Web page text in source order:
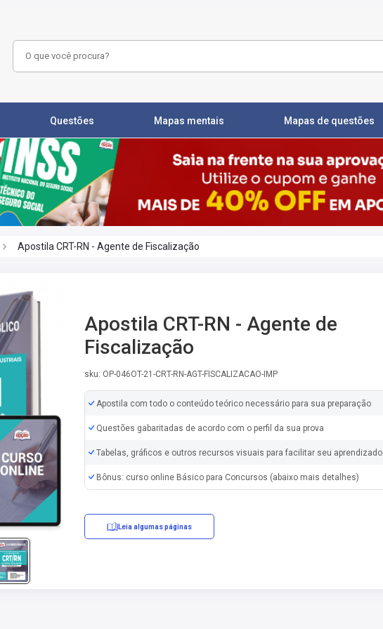
Questões Mapas mentais Mapas de questões
Apostila CRT-RN - Agente de Fiscalização
Apostila CRT-RN - Agente de
Fiscalização
sku: OP-046OT-21-CRT-RN-AGT-FISCALIZACAO-IMP
Apostila com todo o conteúdo teórico necessário para sua preparação
Questões gabaritadas de acordo com o perfil da sua prova
Tabelas, gráficos e outros recursos visuais para facilitar seu aprendizado
Bônus: curso online Básico para Concursos (abaixo mais detalhes)
Leia algumas páginas